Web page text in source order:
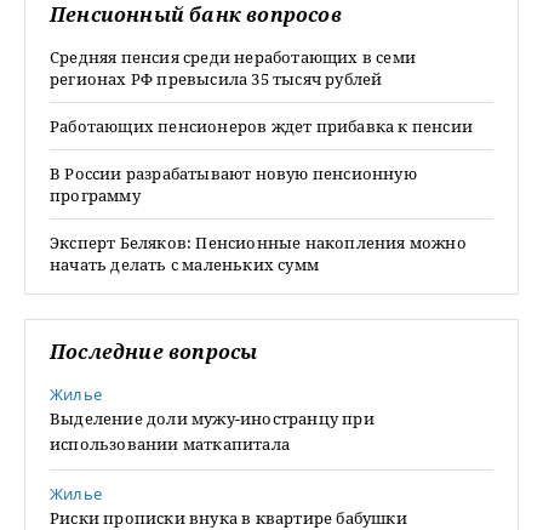
Пенсионный банк вопросов
Средняя пенсия среди неработающих в семи
регионах РФ превысила 35 тысяч рублей
Работающих пенсионеров ждет прибавка к пенсии
В России разрабатывают новую пенсионную
программу
Эксперт Беляков: Пенсионные накопления можно
начать делать с маленьких сумм
Последние вопросы
Жилье
Выделение доли мужу-иностранцу при
использовании маткапитала
Жилье
Риски прописки внука в квартире бабушки